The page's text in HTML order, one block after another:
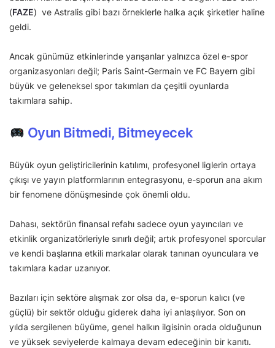
(FAZE) ve Astralis gibi bazı örneklerle halka açık şirketler haline
geldi.
Ancak günümüz etkinlerinde yarışanlar yalnızca özel e-spor
organizasyonları değil; Paris Saint-Germain ve FC Bayern gibi
büyük ve geleneksel spor takımları da çeşitli oyunlarda
takımlara sahip.
Oyun Bitmedi, Bitmeyecek
Büyük oyun geliştiricilerinin katılımı, profesyonel liglerin ortaya
çıkışı ve yayın platformlarının entegrasyonu, e-sporun ana akım
bir fenomene dönüşmesinde çok önemli oldu.
Dahası, sektörün finansal refahı sadece oyun yayıncıları ve
etkinlik organizatörleriyle sınırlı değil; artık profesyonel sporcular
ve kendi başlarına etkili markalar olarak tanınan oyunculara ve
takımlara kadar uzanıyor.
Bazıları için sektöre alışmak zor olsa da, e-sporun kalıcı (ve
güçlü) bir sektör olduğu giderek daha iyi anlaşılıyor. Son on
yılda sergilenen büyüme, genel halkın ilgisinin orada olduğunun
ve yüksek seviyelerde kalmaya devam edeceğinin bir kanıtı.